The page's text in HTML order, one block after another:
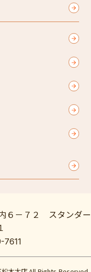
６－７２ スタンダー